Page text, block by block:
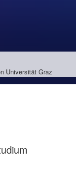
Universität Graz